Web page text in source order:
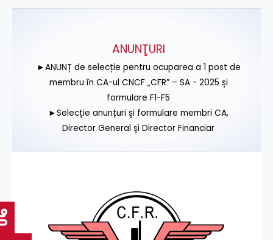
ANUNŢURI
►ANUNȚ de selecție pentru ocuparea a 1 post de
membru în CA-ul CNCF „CFR” – SA - 2025 și
formulare F1-F5
►Selecție anunțuri și formulare membri CA,
Director General și Director Financiar